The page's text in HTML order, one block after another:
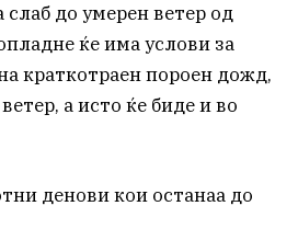
слаб до умерен ветер од
ќе има услови за
краткотраен пороен дожд,
а исто ќе биде и во
денови кои останаа до